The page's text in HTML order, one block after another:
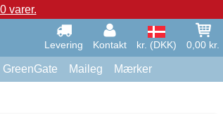
varer.
Levering Kontakt kr. (DKK) 0,00 kr.
GreenGate Maileg Mærker